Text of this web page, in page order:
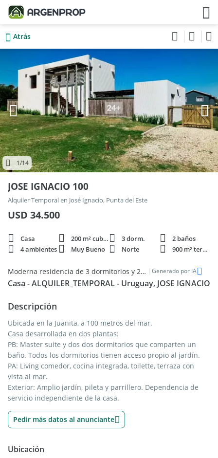
Atrás
1/14
JOSE IGNACIO 100
Alquiler Temporal en José Ignacio, Punta del Este
USD 34.500
Casa 200 m² cubie. 3 dorm.
2 baños
4 ambientes
Muy Bueno Norte 900 m² terren.
Moderna residencia de 3 dormitorios y 200m2 en el Norte de José Ignacio, disponible para alquiler | Generado por IA
Casa - ALQUILER_TEMPORAL - Uruguay, JOSE IGNACIO
Descripción
Ubicada en la Juanita, a 100 metros del mar.
Casa desarrollada en dos plantas:
PB: Master suite y dos dos dormitorios que comparten un
baño. Todos los dormitorios tienen acceso propio al jardín.
PA: Living comedor, cocina integrada, toilette, terraza con
vista al mar.
Exterior: Amplio jardín, pileta y parrillero. Dependencia de
servicio independiente de la casa.
Pedir más datos al anunciante
Ubicación